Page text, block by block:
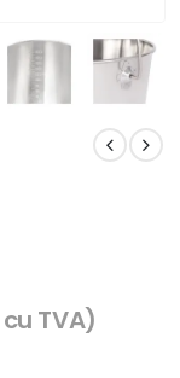
cu TVA)